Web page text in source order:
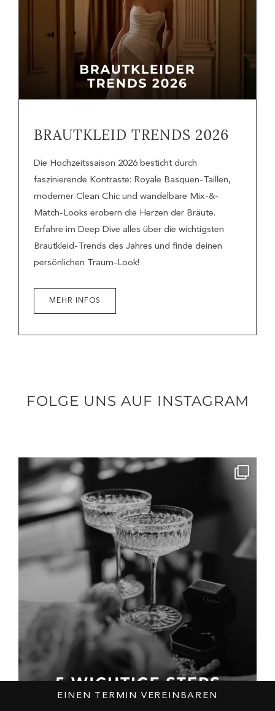
BRAUTKLEID TRENDS 2026
Die Hochzeitssaison 2026 besticht durch
faszinierende Kontraste: Royale Basquen-Taillen,
moderner Clean Chic und wandelbare Mix-&-
Match-Looks erobern die Herzen der Bräute.
Erfahre im Deep Dive alles über die wichtigsten
Brautkleid-Trends des Jahres und finde deinen
persönlichen Traum-Look!
MEHR INFOS
FOLGE UNS AUF INSTAGRAM
EINEN TERMIN VEREINBAREN